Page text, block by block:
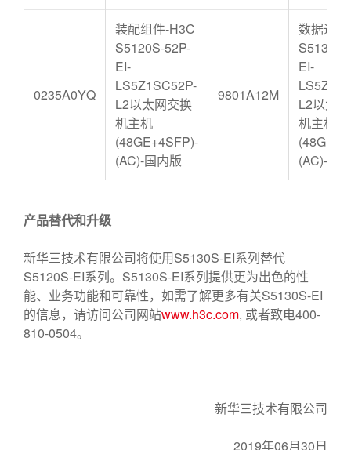
0235A0YQ
装配组件-H3C
S5120S-52P-
EI-
LS5Z1SC52P-
L2以太网交换
机主机
(48GE+4SFP)-
(AC)-国内版
9801A12M
数据通
EI-
L2以太
机主机
(AC)-国
产品替代和升级
新华三技术有限公司将使用S5130S-EI系列替代
S5120S-EI系列。S5130S-EI系列提供更为出色的性
能、业务功能和可靠性，如需了解更多有关S5130S-EI
的信息，请访问公司网站www.h3c.com, 或者致电400-
810-0504。
新华三技术有限公司
2019年06月30日